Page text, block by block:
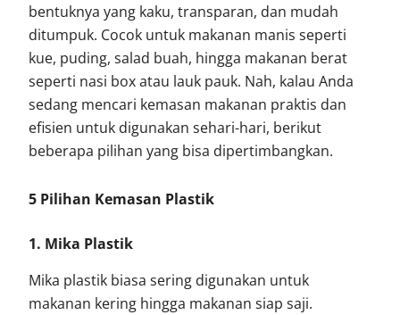
bentuknya yang kaku, transparan, dan mudah
ditumpuk. Cocok untuk makanan manis seperti
kue, puding, salad buah, hingga makanan berat
seperti nasi box atau lauk pauk. Nah, kalau Anda
sedang mencari kemasan makanan praktis dan
efisien untuk digunakan sehari-hari, berikut
beberapa pilihan yang bisa dipertimbangkan.
5 Pilihan Kemasan Plastik
1. Mika Plastik
Mika plastik biasa sering digunakan untuk
makanan kering hingga makanan siap saji.